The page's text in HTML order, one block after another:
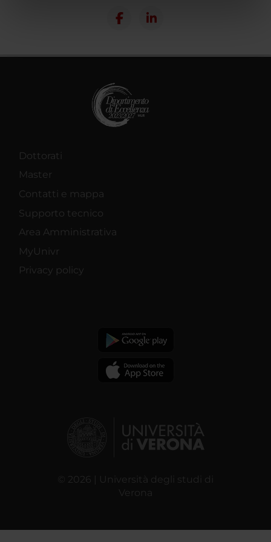
nostri partner che si occupano di analisi dei dati web,
raccolto dal tuo utilizzo dei loro servizi.
Dottorati
Master
Contatti e mappa
Supporto tecnico
Area Amministrativa
MyUnivr
Privacy policy
© 2026 | Università degli studi di
Verona